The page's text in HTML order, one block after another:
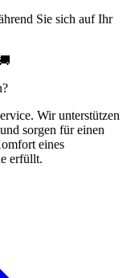
Sie sich auf Ihr
Wir unterstützen
sorgen für einen
eines
erfüllt.